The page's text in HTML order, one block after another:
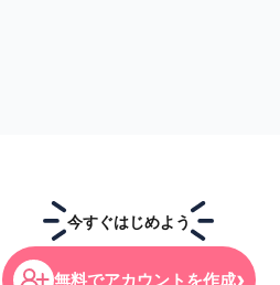
今すぐはじめよう
無料でアカウントを作成›